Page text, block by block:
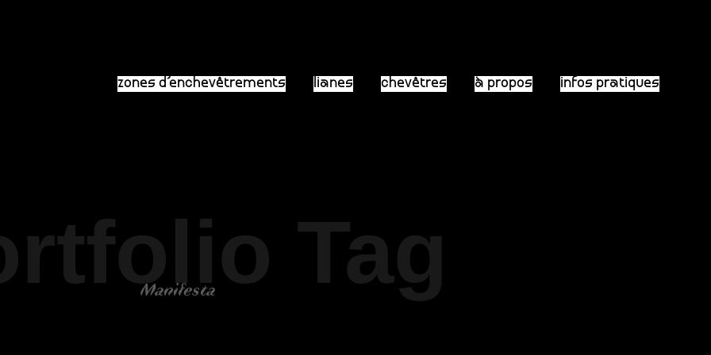
zones d’enchevêtrements lianes chevêtres à propos infos pratiques
Tag
Manifesta